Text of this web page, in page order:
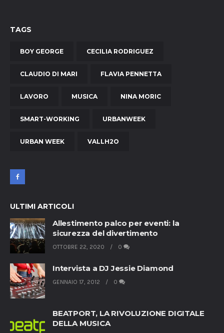
TAGS
BOY GEORGE CECILIA RODRIGUEZ
CLAUDIO DI MARI FLAVIA PENNETTA
LAVORO MUSICA NINA MORIC
SMART-WORKING URBANWEEK
URBAN WEEK VALLH2O
ULTIMI ARTICOLI
Allestimento palco per eventi: la
sicurezza del divertimento
OTTOBRE 22, 2020 0
Intervista a DJ Jessie Diamond
GENNAIO 17, 2012 0
BEATPORT, LA RIVOLUZIONE DIGITALE
DELLA MUSICA